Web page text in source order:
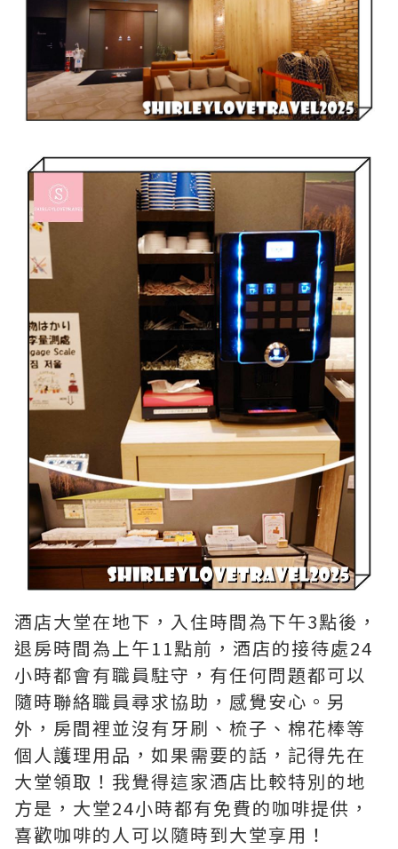
酒店大堂在地下，入住時間為下午3點後，
退房時間為上午11點前，酒店的接待處24
小時都會有職員駐守，有任何問題都可以
隨時聯絡職員尋求協助，感覺安心。另
外，房間裡並沒有牙刷、梳子、棉花棒等
個人護理用品，如果需要的話，記得先在
大堂領取！我覺得這家酒店比較特別的地
方是，大堂24小時都有免費的咖啡提供，
喜歡咖啡的人可以隨時到大堂享用！